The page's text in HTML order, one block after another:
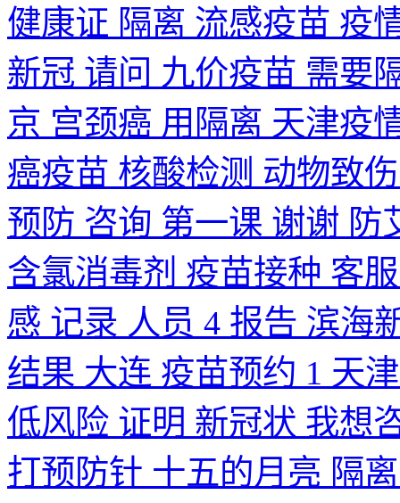
健康证 隔离 流感疫苗 疫
新冠 请问 九价疫苗 需要
京 宫颈癌 用隔离 天津疫
癌疫苗 核酸检测 动物致
预防 咨询 第一课 谢谢 防
含氯消毒剂 疫苗接种 客
感 记录 人员 4 报告 滨海
结果 大连 疫苗预约 1 天
低风险 证明 新冠状 我想
打预防针 十五的月亮 隔